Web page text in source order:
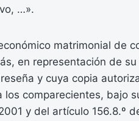
…».
matrimonial de
en representación de
y cuya copia
comparecientes, bajo
y del artículo 156.8.º